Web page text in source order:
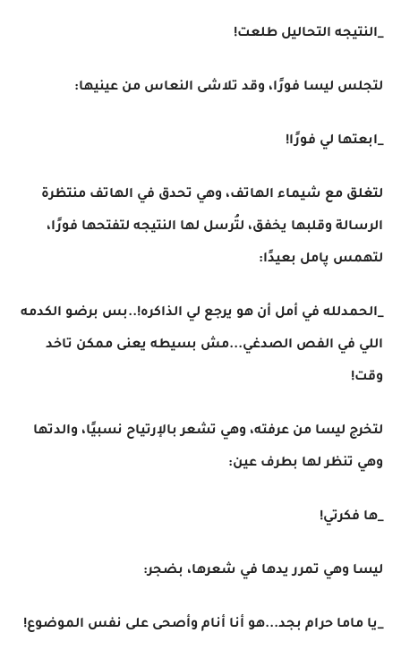
_النتيجه التحاليل طلعت!
لتجلس ليسا فورًا، وقد تلاشى النعاس من عينيها:
_ابعتها لي فورًا!
لتغلق مع شيماء الهاتف، وهي تحدق في الهاتف منتظرة
الرسالة وقلبها يخفق، لتُرسل لها النتيجه لتفتحها فورًا،
لتهمس پامل بعيدًا:
_الحمدلله في أمل أن هو يرجع لي الذاكره!..بس برضو الكدمه
اللي في الفص الصدغي...مش بسيطه يعنى ممكن تاخد
وقت!
لتخرج ليسا من عرفته، وهي تشعر بالإرتياح نسبيًا، والدتها
وهي تنظر لها بطرف عين:
_ها فكرتي!
ليسا وهي تمرر يدها في شعرها، بضجر:
_يا ماما حرام بجد...هو أنا أنام وأصحى على نفس الموضوع!